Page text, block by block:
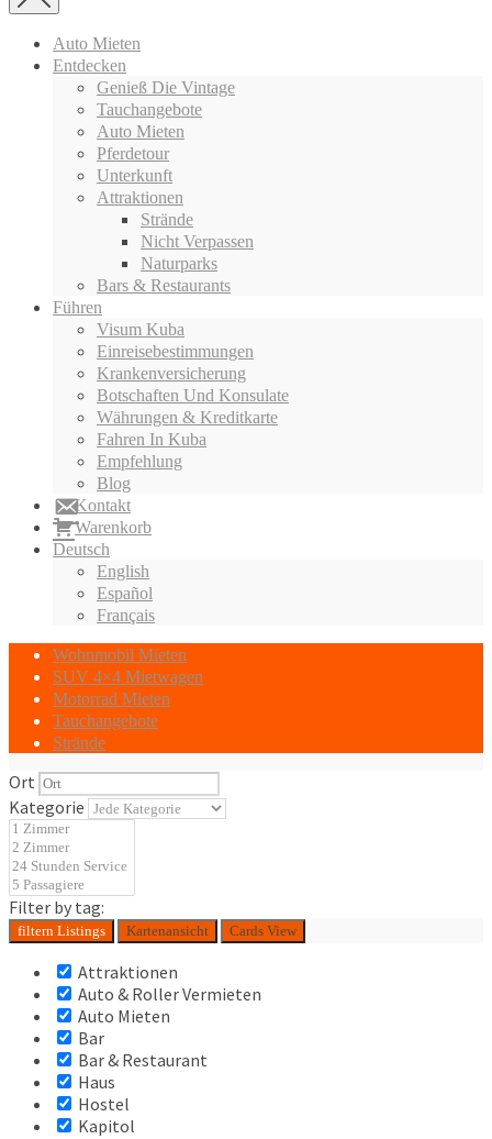
Auto Mieten
Entdecken
Genieß Die Vintage
Tauchangebote
Auto Mieten
Pferdetour
Unterkunft
Attraktionen
Strände
Nicht Verpassen
Naturparks
Bars & Restaurants
Führen
Visum Kuba
Einreisebestimmungen
Krankenversicherung
Botschaften Und Konsulate
Währungen & Kreditkarte
Fahren In Kuba
Empfehlung
Blog
Kontakt
Warenkorb
Deutsch
English
Español
Français
Wohnmobil Mieten
SUV 4×4 Mietwagen
Motorrad Mieten
Tauchangebote
Strände
Ort
Kategorie
Filter by tag:
filtern Listings Kartenansicht Cards View
Attraktionen
Auto & Roller Vermieten
Auto Mieten
Bar
Bar & Restaurant
Haus
Hostel
Kapitol